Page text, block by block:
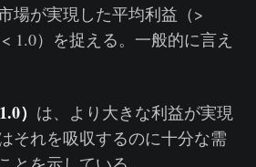
場が実現した平均利益（>
1.0）を捉える。一般的に言え
） は、より大きな利益が実現
それを吸収するのに十分な需